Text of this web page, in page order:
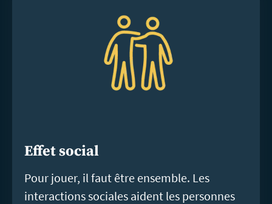
Effet social
Pour jouer, il faut être ensemble. Les
interactions sociales aident les personnes